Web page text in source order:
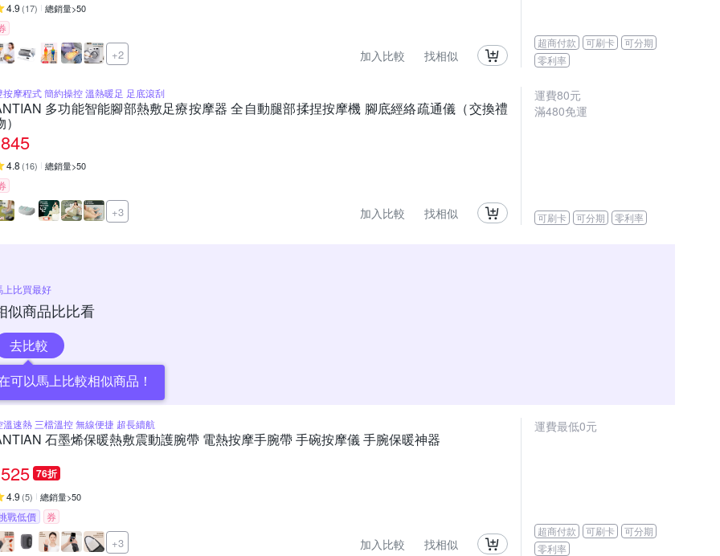
4.9 (17) 總銷量>50
+2 加入比較 找相似
超商付款 可刷卡
可分期
零利率
按摩程式 簡約操控 溫熱暖足 足底滾刮
多功能智能腳部熱敷足療按摩器 全自動腿部揉捏按摩機 腳底經絡疏通儀（交換禮
845
4.8 (16) 總銷量>50
+3 加入比較 找相似
運費80元
滿480免運
可刷卡 可分期 零利率
上比買最好
似商品比比看
去比較
可以馬上比較相似商品！
溫速熱 三檔溫控 無線便捷 超長續航
石墨烯保暖熱敷震動護腕帶 電熱按摩手腕帶 手碗按摩儀 手腕保暖神器
525 76折
4.9 (5) 總銷量>50
戰低價 券
+3 加入比較 找相似
運費最低0元
超商付款 可刷卡
可分期
零利率